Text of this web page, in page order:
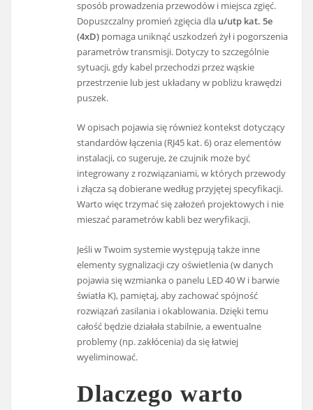
sposób prowadzenia przewodów i miejsca zgięć.
Dopuszczalny promień zgięcia dla u/utp kat. 5e
(4xD) pomaga uniknąć uszkodzeń żył i pogorszenia
parametrów transmisji. Dotyczy to szczególnie
sytuacji, gdy kabel przechodzi przez wąskie
przestrzenie lub jest układany w pobliżu krawędzi
puszek.
W opisach pojawia się również kontekst dotyczący
standardów łączenia (RJ45 kat. 6) oraz elementów
instalacji, co sugeruje, że czujnik może być
integrowany z rozwiązaniami, w których przewody
i złącza są dobierane według przyjętej specyfikacji.
Warto więc trzymać się założeń projektowych i nie
mieszać parametrów kabli bez weryfikacji.
Jeśli w Twoim systemie występują także inne
elementy sygnalizacji czy oświetlenia (w danych
pojawia się wzmianka o panelu LED 40 W i barwie
światła K), pamiętaj, aby zachować spójność
rozwiązań zasilania i okablowania. Dzięki temu
całość będzie działała stabilnie, a ewentualne
problemy (np. zakłócenia) da się łatwiej
wyeliminować.
Dlaczego warto